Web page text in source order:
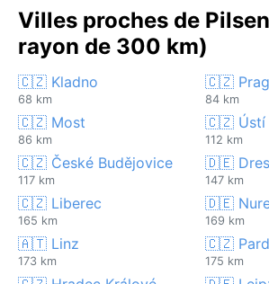
Villes proches de
rayon de 300 km)
🇨🇿 Kladno
68 km
🇨🇿
84 km
🇨🇿 Most
86 km
🇨🇿 Ústí
112 km
🇨🇿 České Budějovice
117 km
🇩🇪
147 km
🇨🇿 Liberec
165 km
🇩🇪
169 km
🇦🇹 Linz
173 km
🇨🇿
175 km